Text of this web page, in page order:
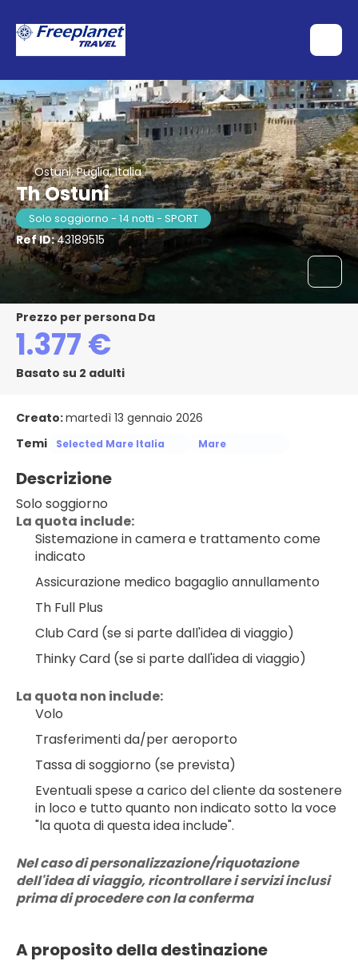
Ostuni, Puglia, Italia
Th Ostuni
Solo soggiorno - 14 notti - SPORT
Ref ID:43189515
Prezzo per persona Da
1.377 €
Basato su 2 adulti
Creato:martedì 13 gennaio 2026
Temi
Selected Mare Italia Mare
Descrizione
Solo soggiorno
La quota include:
Sistemazione in camera e trattamento come
indicato
Assicurazione medico bagaglio annullamento
Th Full Plus
Club Card (se si parte dall'idea di viaggio)
Thinky Card (se si parte dall'idea di viaggio)
La quota non include:
Volo
Trasferimenti da/per aeroporto
Tassa di soggiorno (se prevista)
Eventuali spese a carico del cliente da sostenere
in loco e tutto quanto non indicato sotto la voce
"la quota di questa idea include".
Nel caso di personalizzazione/riquotazione
dell'idea di viaggio, ricontrollare i servizi inclusi
prima di procedere con la conferma
A proposito della destinazione